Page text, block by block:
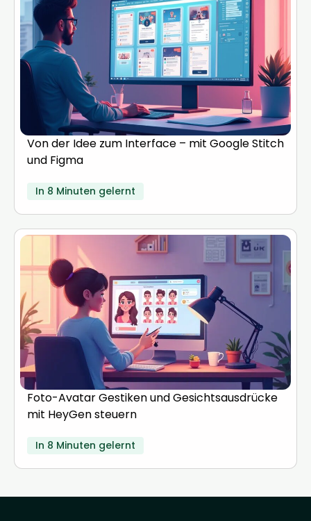
Von der Idee zum Interface – mit Google Stitch
und Figma
In 8 Minuten gelernt
Foto-Avatar Gestiken und Gesichtsausdrücke
mit HeyGen steuern
In 8 Minuten gelernt